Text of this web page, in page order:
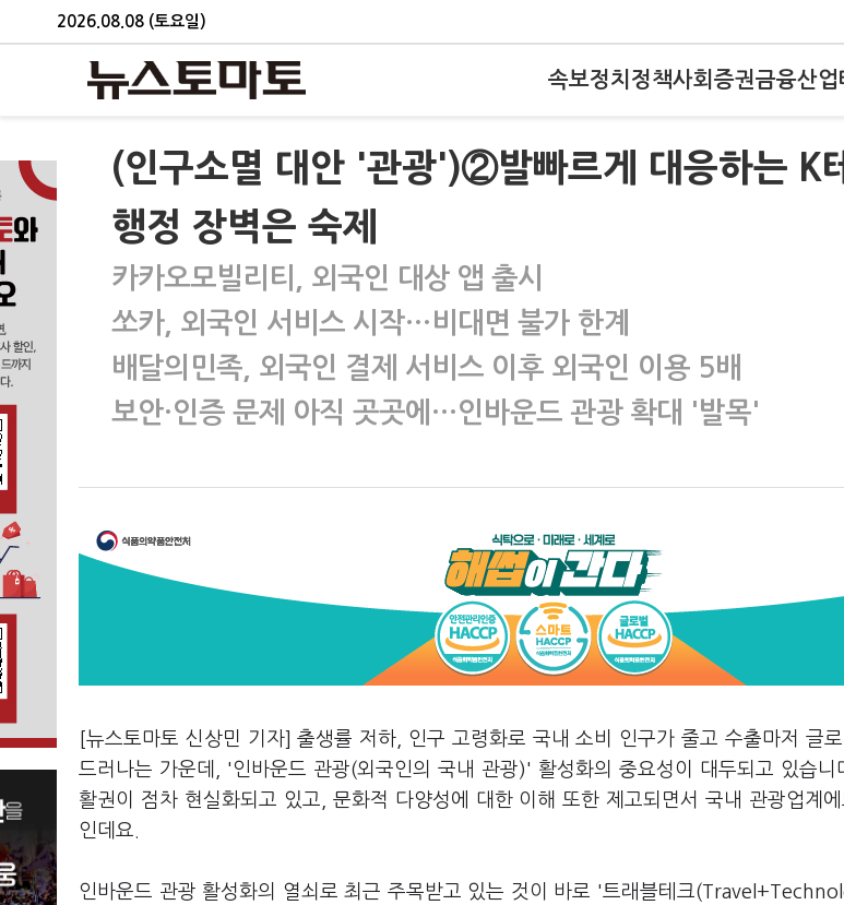
2026.08.08 (토요일)
속보정치 정책사회 증권금융산업
(인구소멸 대안 '관광')②발빠르게 대응하는 K
행정 장벽은 숙제
카카오모빌리티, 외국인 대상 앱 출시
쏘카, 외국인 서비스 시작…비대면 불가 한계
배달의민족, 외국인 결제 서비스 이후 외국인 이용 5배
보안·인증 문제 아직 곳곳에…인바운드 관광 확대 '발목'
[뉴스토마토 신상민 기자] 출생률 저하, 인구 고령화로 국내 소비 인구가 줄고 수출마저 글
드러나는 가운데, '인바운드 관광(외국인의 국내 관광)' 활성화의 중요성이 대두되고 있습
활권이 점차 현실화되고 있고, 문화적 다양성에 대한 이해 또한 제고되면서 국내 관광업계
인데요.
인바운드 관광 활성화의 열쇠로 최근 주목받고 있는 것이 바로 '트래블테크